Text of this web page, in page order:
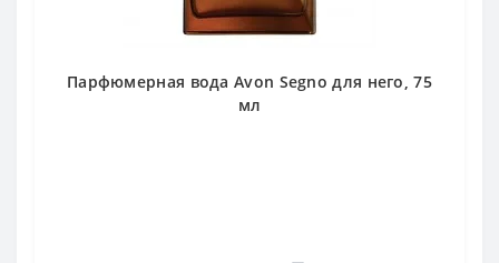
Парфюмерная вода Avon Segno для него, 75
мл